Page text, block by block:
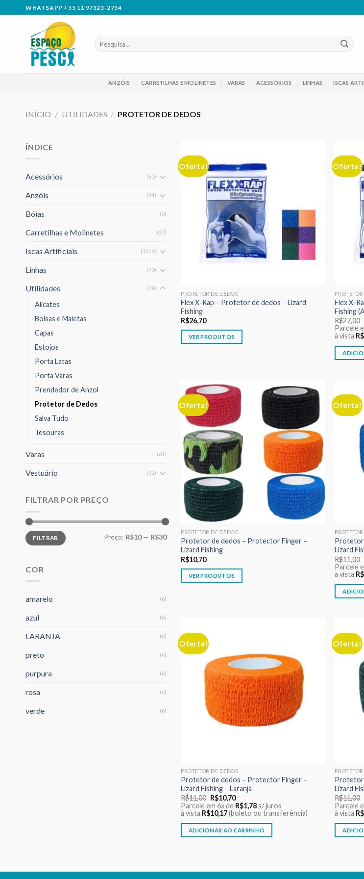
to
WHATSAPP +55 11 97323-2754
Pesquisar
por:
ANZÓIS CARRETILHAS E MOLINETES VARAS ACESSÓRIOS LINHAS ISCAS
INÍCIO / UTILIDADES / PROTETOR DE DEDOS
ÍNDICE
Acessórios (65)
Anzóis (94)
Bóias (5)
Carretilhas e Molinetes (27)
Iscas Artificiais (1616)
Linhas (70)
Utilidades (78)
Alicates
Bolsas e Maletas
Capas
Estojos
Porta Latas
Porta Varas
Prendedor de Anzol
Protetor de Dedos
Salva Tudo
Tesouras
Varas (61)
Vestuário (32)
FILTRAR POR PREÇO
Preço
mínimo
Preço
máximo
FILTRAR Preço: R$10— R$30
COR
amarelo (6)
azul (6)
LARANJA (6)
preto (6)
purpura (6)
rosa (6)
verde (6)
Oferta!
PROTETOR DE DEDOS
Flex X-Rap – Protetor de dedos – Lizard
Fishing
R$26,70
VER PRODUTOS
Oferta!
Flex X-
Fishing
R$27,00
Parcele
à vista R$
Oferta!
Adicionar
aos meus
desejos
PROTETOR DE DEDOS
Protetor de dedos – Protector Finger –
Lizard Fishing
R$10,70
VER PRODUTOS
Oferta!
Protetor
Lizard
R$11,00
Parcele
à vista R$
Oferta!
desejos
PROTETOR DE DEDOS
Protetor de dedos – Protector Finger –
Lizard Fishing – Laranja
R$11,00 O
preço
original
era:
R$11,00.
R$10,70O
preço
atual
é:
R$10,70.
Parcele em 6x de R$1,78s/ juros
à vista R$10,17(boleto ou transferência)
ADICIONAR AO CARRINHO
Oferta!
Protetor
Lizard
R$11,00
Parcele
à vista R$